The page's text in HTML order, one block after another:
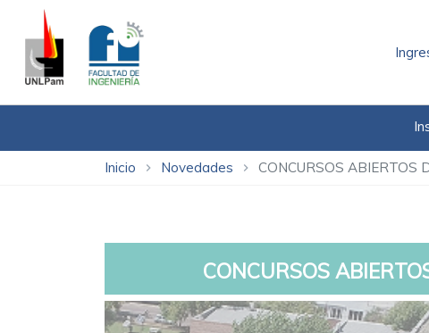
Inicio chevron_right Novedades chevron_right CONCURSOS ABIERTOS
CONCURSOS